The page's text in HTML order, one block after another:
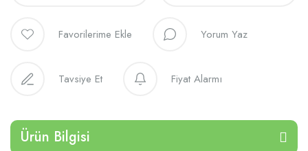
Yorum Yaz
Tavsiye Et Fiyat Alarmı
Ürün Bilgisi